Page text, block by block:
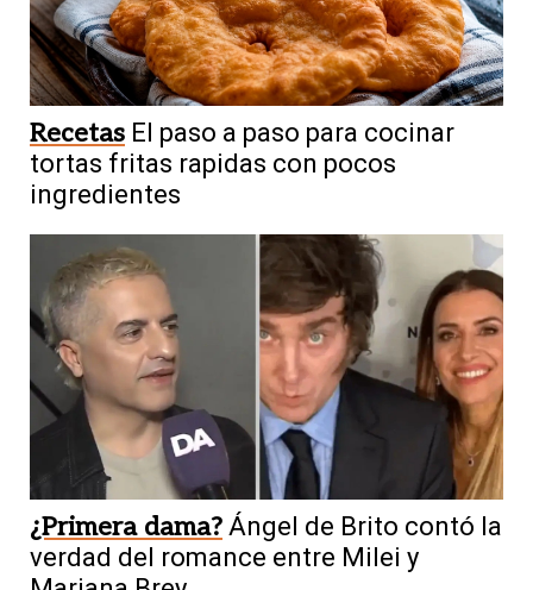
Recetas El paso a paso para cocinar
tortas fritas rapidas con pocos
ingredientes
¿Primera dama? Ángel de Brito contó la
verdad del romance entre Milei y